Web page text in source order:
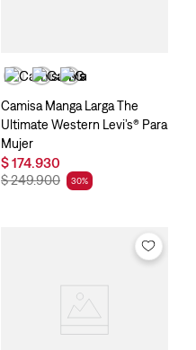
Camisa Manga Larga The
Ultimate Western Levi’s® Para
Mujer
$174.930
$249.900 30%